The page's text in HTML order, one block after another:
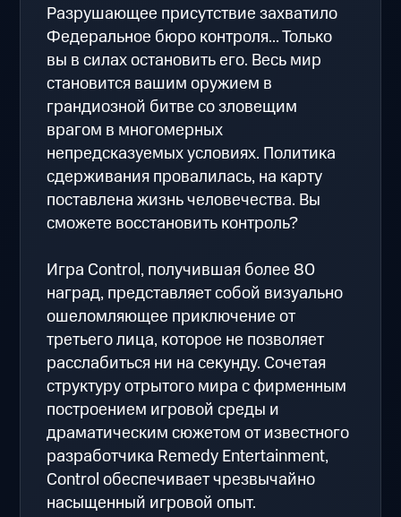
Разрушающее присутствие захватило
Федеральное бюро контроля... Только
вы в силах остановить его. Весь мир
становится вашим оружием в
грандиозной битве со зловещим
врагом в многомерных
непредсказуемых условиях. Политика
сдерживания провалилась, на карту
поставлена жизнь человечества. Вы
сможете восстановить контроль?
Игра Control, получившая более 80
наград, представляет собой визуально
ошеломляющее приключение от
третьего лица, которое не позволяет
расслабиться ни на секунду. Сочетая
структуру отрытого мира с фирменным
построением игровой среды и
драматическим сюжетом от известного
разработчика Remedy Entertainment,
Control обеспечивает чрезвычайно
насыщенный игровой опыт.